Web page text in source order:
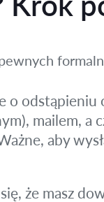
o
mailem, a
aby
że masz